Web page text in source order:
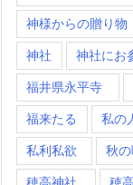
神様からの贈り物
神社 神社にお
福井県永平寺
福来たる 私の
私利私欲 秋
穂高神社 穂